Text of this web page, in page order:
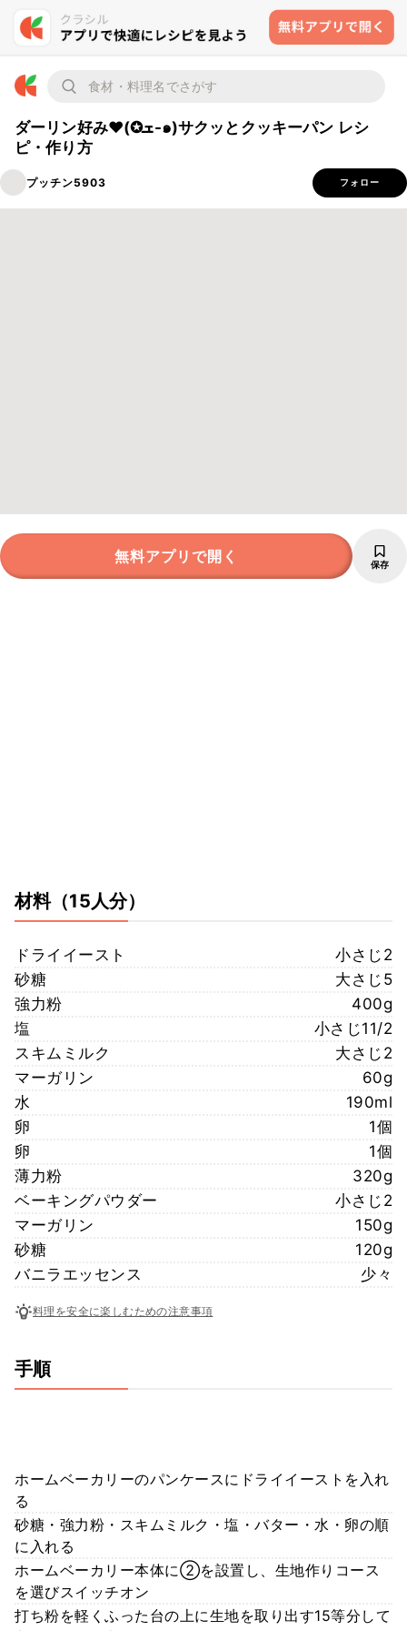
ダーリン好み❤(✪ܫ-๑)サクッとクッキーパン レシ
ピ・作り方
プッチン5903 フォロー
無料アプリで開く 保存
材料（15人分）
ドライイースト
小さじ2
砂糖
大さじ5
強力粉
400g
塩
小さじ11/2
スキムミルク
大さじ2
マーガリン
60g
水
190ml
卵
1個
卵
1個
薄力粉
320g
ベーキングパウダー
小さじ2
マーガリン
150g
砂糖
120g
バニラエッセンス
少々
料理を安全に楽しむための注意事項
手順
ホームベーカリーのパンケースにドライイーストを入れ
る
砂糖・強力粉・スキムミルク・塩・バター・水・卵の順
に入れる
ホームベーカリー本体に②を設置し、生地作りコース
を選びスイッチオン
打ち粉を軽くふった台の上に生地を取り出す15等分して